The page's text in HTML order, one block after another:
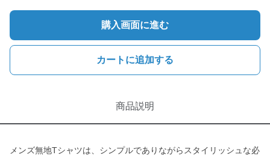
購入画面に進む
カートに追加する
商品説明
メンズ無地Tシャツは、シンプルでありながらスタイリッシュな必